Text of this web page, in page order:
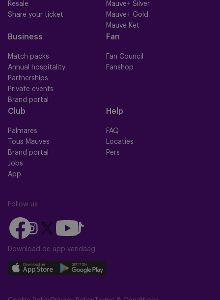
Resale
Share your ticket
Mauve+ Silver
Mauve+ Gold
Mauve Ket
Business
Match packs
Annual hospitality
Partnerships
Private events
Brand portal
Fan
Fan Council
Fanshop
Club
Palmares
Tous Mauves
Brand portal
Jobs
App
Help
FAQ
Locaties
Pers
Follow us
Follow
us
on
Follow
us
on
Instagram
Follow
on
X
(Twitter)
Follow
us
on
Follow
us
on
TikTok
Download de app vandaag
Download
Download